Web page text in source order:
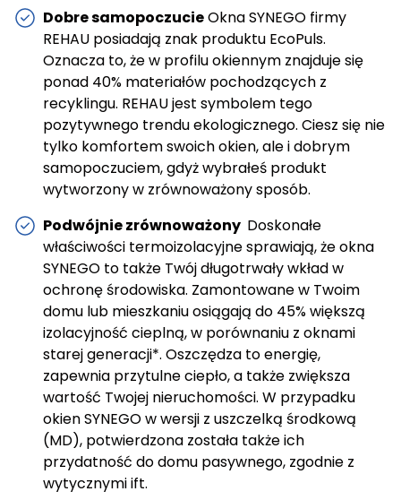
Akceptuj wszystkie
Dobre samopoczucieOkna SYNEGO firmy
REHAU posiadają znak produktu EcoPuls.
Oznacza to, że w profilu okiennym znajduje się
ponad 40% materiałów pochodzących z
recyklingu. REHAU jest symbolem tego
pozytywnego trendu ekologicznego. Ciesz się nie
tylko komfortem swoich okien, ale i dobrym
samopoczuciem, gdyż wybrałeś produkt
wytworzony w zrównoważony sposób.
Podwójnie zrównoważony Doskonałe
właściwości termoizolacyjne sprawiają, że okna
SYNEGO to także Twój długotrwały wkład w
ochronę środowiska. Zamontowane w Twoim
domu lub mieszkaniu osiągają do 45% większą
izolacyjność cieplną, w porównaniu z oknami
starej generacji*. Oszczędza to energię,
zapewnia przytulne ciepło, a także zwiększa
wartość Twojej nieruchomości. W przypadku
okien SYNEGO w wersji z uszczelką środkową
(MD), potwierdzona została także ich
przydatność do domu pasywnego, zgodnie z
wytycznymi ift.